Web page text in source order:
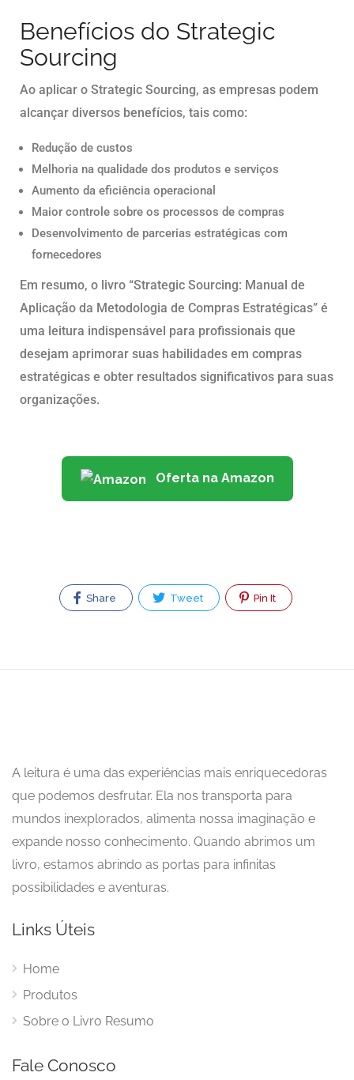
Benefícios do Strategic
Sourcing
Ao aplicar o Strategic Sourcing, as empresas podem
alcançar diversos benefícios, tais como:
Redução de custos
Melhoria na qualidade dos produtos e serviços
Aumento da eficiência operacional
Maior controle sobre os processos de compras
Desenvolvimento de parcerias estratégicas com
fornecedores
Em resumo, o livro “Strategic Sourcing: Manual de
Aplicação da Metodologia de Compras Estratégicas” é
uma leitura indispensável para profissionais que
desejam aprimorar suas habilidades em compras
estratégicas e obter resultados significativos para suas
organizações.
Oferta na Amazon
Share Tweet Pin It
A leitura é uma das experiências mais enriquecedoras
que podemos desfrutar. Ela nos transporta para
mundos inexplorados, alimenta nossa imaginação e
expande nosso conhecimento. Quando abrimos um
livro, estamos abrindo as portas para infinitas
possibilidades e aventuras.
Links Úteis
Home
Produtos
Sobre o Livro Resumo
Fale Conosco